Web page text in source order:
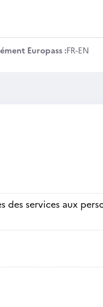
Europass :FR-EN
des services aux